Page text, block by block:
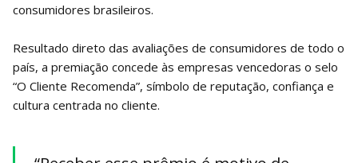
consumidores brasileiros.
Resultado direto das avaliações de consumidores de todo o
país, a premiação concede às empresas vencedoras o selo
“O Cliente Recomenda”, símbolo de reputação, confiança e
cultura centrada no cliente.